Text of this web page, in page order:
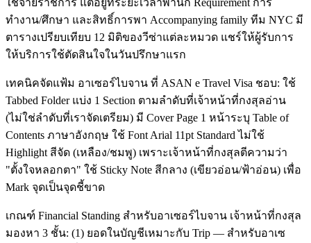
ทำงาน/ศึกษา และสิทธิ์การพา Accompanying family ทีม NYC มี
ตารางเปรียบเทียบ 12 มิติของวีซ่าแต่ละหมวด แชร์ให้ผู้รับการ
ให้บริการใช้ตัดสินใจในวันปรึกษาแรก
เทคนิคจัดแฟ้ม อาเซอร์ไบจาน ที่ ASAN e Travel Visa ชอบ: ใช้
Tabbed Folder แบ่ง 1 Section ตามลำดับที่เจ้าหน้าที่กงสุลอ่าน
(ไม่ใช่ลำดับที่เราจัดเตรียม) มี Cover Page 1 หน้าระบุ Table of
Contents ภาษาอังกฤษ ใช้ Font Arial 11pt Standard ไม่ใช้
Highlight สีจัด (เหลือง/ชมพู) เพราะเจ้าหน้าที่กงสุลตีความว่า
"ตั้งใจหลอกตา" ใช้ Sticky Note สีกลาง (เขียวอ่อน/ฟ้าอ่อน) เพื่อ
Mark จุดเป็นจุดชี้ขาด
เกณฑ์ Financial Standing สำหรับอาเซอร์ไบจาน เจ้าหน้าที่กงสุล
มองหา 3 ชั้น: (1) ยอดในบัญชีเหมาะกับ Trip — สำหรับอาเซ